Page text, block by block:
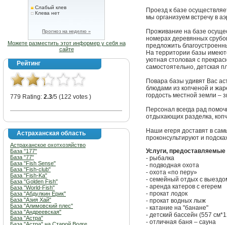
Слабый клев
Клева нет
Прогноз на неделю »
Можете разместить этот информер у себя на
сайте
Рейтинг
779 Rating: 2.3/5 (122 votes )
Астраханская область
Астраханское охотхозяйство
База "177"
База "77"
База "Fish Sense"
База "Fish-club"
База "Fish-Ka"
База "Golden Fish"
База "World-Fish"
База "Абдулкин Ерик"
База "Азия Хай"
База "Алимовский плес"
База "Андреевская"
База "Астра"
Проезд к базе
мы организуем встречу в
Проживание на базе
номерах деревянных
предложить
На территории базы
уютная столовая с
самостоятельно, детская
Повара базы удивят Вас
блюдами из копченой и
гордость местной земли –
Персонал всегда рад
отдыхающих разделка,
Наши егеря доставят в
проконсультируют и
Услуги,
- рыбалка
- подводная охота
- охота «по перу»
- семейный отдых с
- аренда катеров с егерем
- прокат лодок
- прокат водных лыж
- катание на "банане"
- детский бассейн (557
- отличная баня – сауна